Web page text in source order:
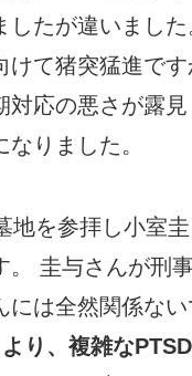
したが違いました
けて猪突猛進で
対応の悪さが露
りました。
地を参拝し小室
。 圭与さんが刑
には全然関係ない
り、複雑な